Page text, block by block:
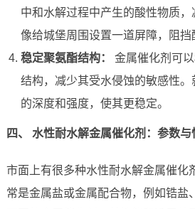
中和水解过程中产生的酸性物质
像给城堡周围设置一道屏障，阻挡
稳定聚氨酯结构：
金属催化剂可
结构，减少其受水侵蚀的敏感性
的深度和强度，使其更稳定。
四、 水性耐水解金属催化剂：参数
市面上有很多种水性耐水解金属催化
常是金属盐或金属配合物，例如锆盐